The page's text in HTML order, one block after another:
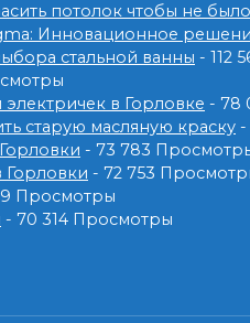
потолок чтобы не
Инновационное
стальной ванны - 112
в Горловке - 78
старую масляную краску -
- 73 783
Горловки - 72 753
Просмотры
- 70 314 Просмотры